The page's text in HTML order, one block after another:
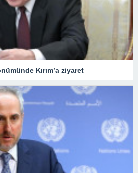
Kırım’a ziyaret